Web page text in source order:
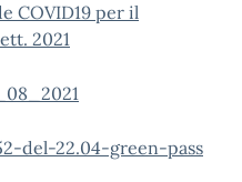
COVID19 per il
2021
del-22.04-green-pass